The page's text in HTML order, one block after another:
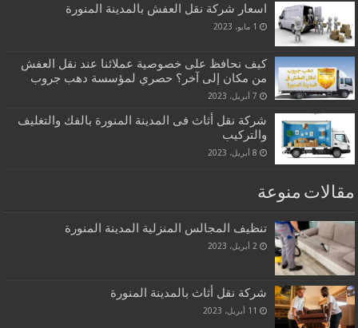
اسعار شركة نقل العفش بالمدينة المنورة
1 مايو، 2023
كيف نحافظ على خصوصية عملائنا عند نقل العفش
من مكان إلى آخر؟ حصري لمؤسسة دهب جروب
7 أبريل، 2023
شركة نقل أثاث فى المدينة المنورة بالفك والتغليف
والتركيب
8 أبريل، 2023
مقالات منوعة
تنظيف المجالس المنزلية المدينة المنورة
2 أبريل، 2023
شركة نقل أثاث بالمدينة المنورة
11 أبريل، 2023